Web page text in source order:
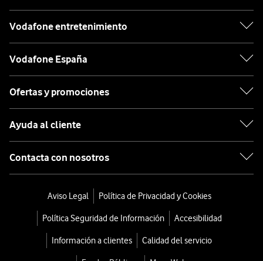
Vodafone entretenimiento
Vodafone España
Ofertas y promociones
Ayuda al cliente
Contacta con nosotros
Aviso Legal Política de Privacidad y Cookies
Política Seguridad de Información Accesibilidad
Información a clientes Calidad del servicio